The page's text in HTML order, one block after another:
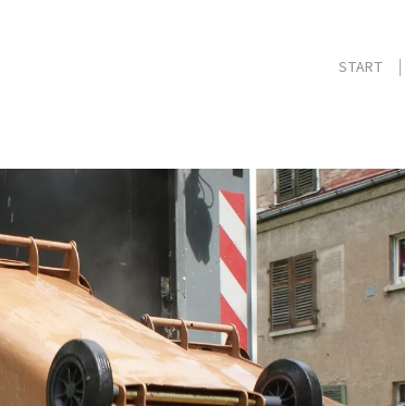
START